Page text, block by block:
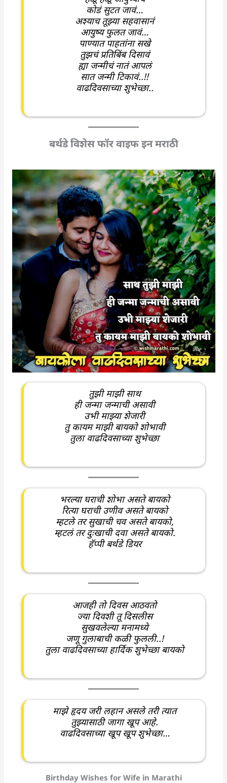
कोडं सुटत जावं…
अश्याच तूझ्या सहवासानं
आयुष्य फुलत जावं…
पाण्यात पाहतांना सखे
तुझचं प्रतिबिंब दिसावं
ह्या जन्मीचं नातं आपलं
सात जन्मी टिकावं..!!
वाढदिवसाच्या शुभेच्छा..
बर्थडे विशेस फॉर वाइफ इन मराठी
तुझी माझी साथ
ही जन्मा जन्माची असावी
उभी माझ्या शेजारी
तु कायम माझी बायको शोभावी
तुला वाढदिवसाच्या शुभेच्छा
भरल्या घराची शोभा असते बायको
रित्या घराची उणीव असते बायको
म्हटले तर सुखाची चव असते बायको,
म्हटलं तर दुःखाची दवा असते बायको.
हॅप्पी बर्थडे डियर
आजही तो दिवस आठवतो
ज्या दिवशी तू दिसलीस
सुखवलेल्या मनामध्ये
जणू गुलाबाची कळी फुलली..!
तुला वाढदिवसाच्या हार्दिक शुभेच्छा बायको
माझे हृदय जरी लहान असले तरी त्यात
तुझ्यासाठी जागा खूप आहे.
वाढदिवसाच्या खूप खूप शुभेच्छा…
Birthday Wishes for Wife in Marathi